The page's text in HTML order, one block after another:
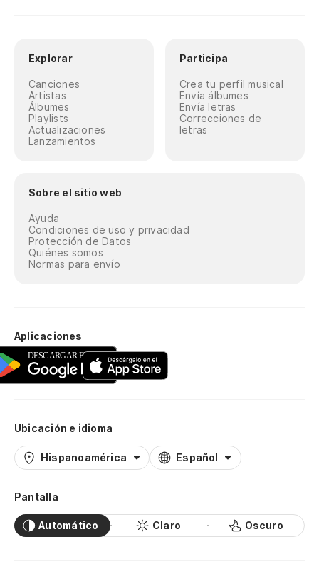
Explorar
Canciones
Artistas
Álbumes
Playlists
Actualizaciones
Lanzamientos
Participa
Crea tu perfil musical
Envía álbumes
Envía letras
Correcciones de
letras
Sobre el sitio web
Ayuda
Condiciones de uso y privacidad
Protección de Datos
Quiénes somos
Normas para envío
Aplicaciones
Ubicación e idioma
Hispanoamérica Español
Pantalla
Automático Claro Oscuro